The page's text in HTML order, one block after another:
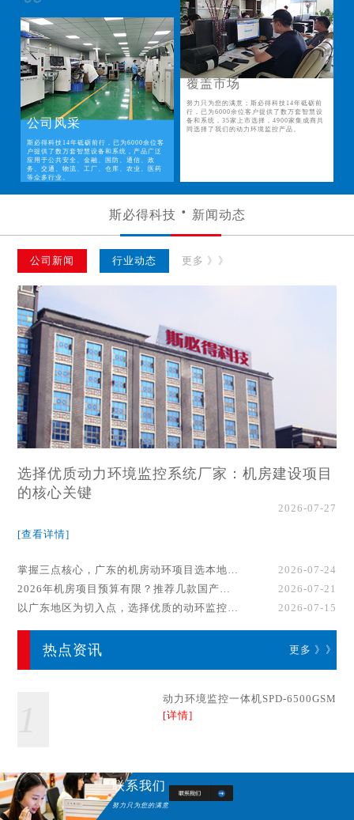
公司风采
斯必得科技14年砥砺前行，已为6000余位客
户提供了数万套智慧设备和系统，产品广泛
应用于公共安全、金融、国防、通信、政
务、交通、物流、工厂、仓库、农业、医药
等众多行业。
覆盖市场
努力只为您的满意；斯必得科技14年砥砺前
行，已为6000余位客户提供了数万套智慧设
备和系统，35家上市选择，4900家集成商共
同选择了我们的动力环境监控产品。
斯必得科技 新闻动态
公司新闻 行业动态 更多 》》
选择优质动力环境监控系统厂家：机房建设项目
的核心关键
2026-07-27
[查看详情]
掌握三点核心，广东的机房动环项目选本地厂家事半功倍！
2026-07-24
2026年机房项目预算有限？推荐几款国产动环监控系统品牌
2026-07-21
以广东地区为切入点，选择优质的动环监控系统厂家
2026-07-15
热点资讯 更多 》》
动力环境监控一体机SPD-6500GSM
[详情]
联系我们
努力只为您的满意